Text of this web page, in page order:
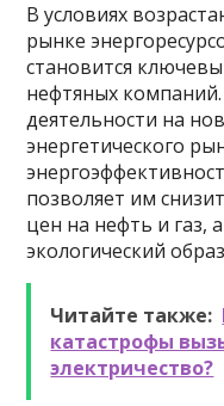
В условиях
рынке
становится
нефтяных
деятельности на
энергетического
позволяет им
цен на нефть и газ,
экологический
Читайте также:
катастрофы
электричество?